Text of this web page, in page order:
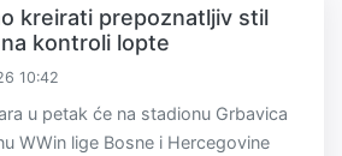
kreirati prepoznatljiv stil
kontroli lopte
10:42
u petak će na stadionu Grbavica
WWin lige Bosne i Hercegovine